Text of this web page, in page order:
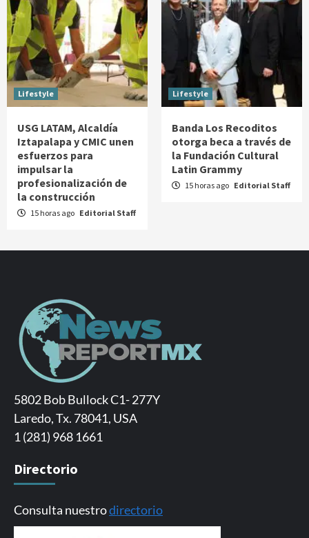
Lifestyle
USG LATAM, Alcaldía
Iztapalapa y CMIC unen
esfuerzos para
impulsar la
profesionalización de
la construcción
15 horas ago Editorial Staff
Lifestyle
Banda Los Recoditos
otorga beca a través de
la Fundación Cultural
Latin Grammy
15 horas ago Editorial Staff
5802 Bob Bullock C1- 277Y
Laredo, Tx. 78041, USA
1 (281) 968 1661
Directorio
Consulta nuestrodirectorio